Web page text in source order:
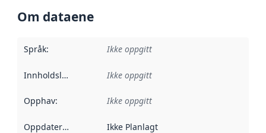
Om dataene
Språk: Ikke oppgitt
Innholdsleverandører :
Ikke oppgitt
Opphav: Ikke oppgitt
Oppdateringsfrekvens :
Ikke Planlagt